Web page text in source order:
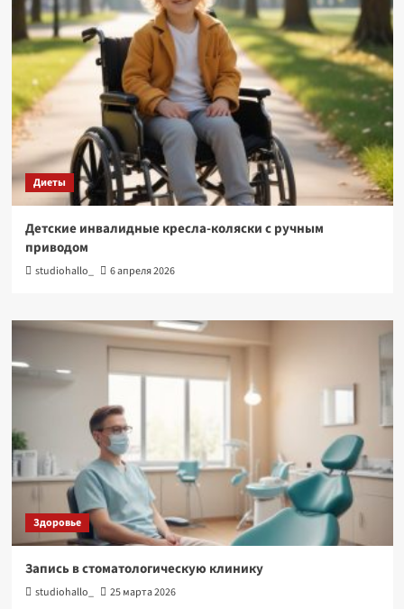
Диеты
Детские инвалидные кресла-коляски с ручным
приводом
studiohallo_ 6 апреля 2026
Здоровье
Запись в стоматологическую клинику
studiohallo_ 25 марта 2026